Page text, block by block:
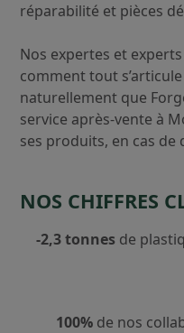
réparabilité et pièces
Nos expertes et
comment tout
naturellement que
service après-vente à
ses produits, en cas de
NOS CHIFFRES
-2,3 tonnes de
100%de nos